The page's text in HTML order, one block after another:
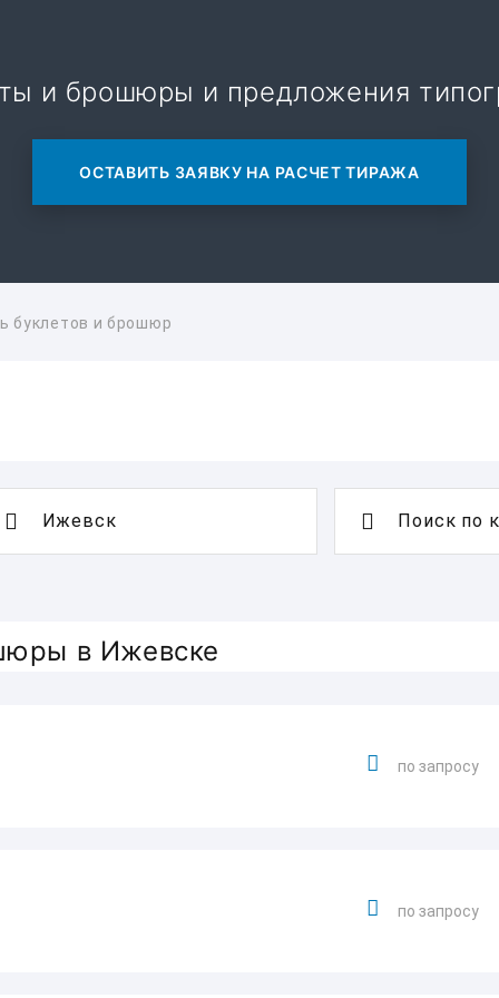
и брошюры и предложения
ОСТАВИТЬ ЗАЯВКУ НА РАСЧЕТ ТИРАЖА
буклетов и брошюр
Поиск по
в Ижевске
по запросу
по запросу